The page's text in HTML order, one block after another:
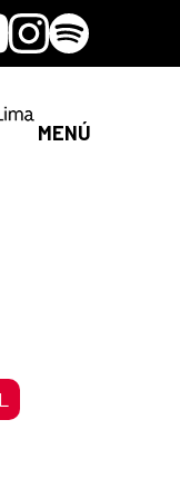
Instagram
Spotify
MENÚ